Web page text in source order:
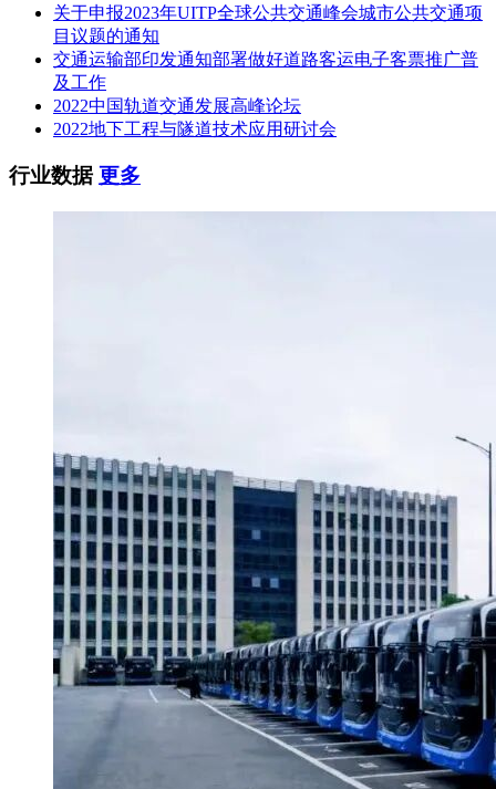
3.投标人资格要求
3.1投标人须为中国境内注册的独立法人企业;
3.2投标人近三年(2021年1月-迄今)须具有通信系统相关工程或
维护维修服务业绩(以合同或中标通知书为准);
3.3本项目采用信用分招标，投标单位信用分≥60分(满分100分)
具体以“报名截止日当天”在上海地铁采购电子商务平台查询的
投标单位信用分为准;
2)通过全国企业信用信息公示系统(www.gsxt.gov.cn)查询，被
工商行政管理机关列为严重违法失信企业名单的，或被责令停
业，暂扣或者吊销执照，或吊销资质证书;
3)通过中国执行信息公开网(zxgk.court.gov.cn/shixin)查询，被
全国最高法院列为失信被执行名单的。
3.6不接收联合体投标。
4.招标文件的获取
4.1具有投标意愿的投标人可于2024年1月24日16:30前在上海地
铁采购电子商务平台(eps.shmetro.com)进行线上报名，报名时
须上传以下资料(扫描件加盖公章)：
关于申报2023年UITP全球公共交通峰会城市公共交通项
目议题的通知
交通运输部印发通知部署做好道路客运电子客票推广普
及工作
2022中国轨道交通发展高峰论坛
2022地下工程与隧道技术应用研讨会
行业数据更多